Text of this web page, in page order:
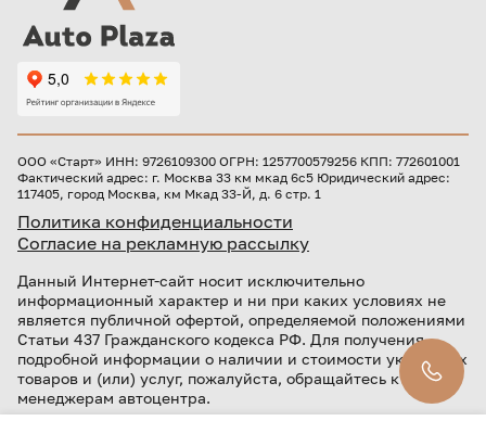
ООО «Старт» ИНН: 9726109300 ОГРН: 1257700579256 КПП: 772601001
Фактический адрес: г. Москва 33 км мкад 6с5 Юридический адрес:
117405, город Москва, км Мкад 33-Й, д. 6 стр. 1
Политика конфиденциальности
Согласие на рекламную рассылку
Данный Интернет-сайт носит исключительно
информационный характер и ни при каких условиях не
является публичной офертой, определяемой положениями
Статьи 437 Гражданского кодекса РФ. Для получения
подробной информации о наличии и стоимости указанных
товаров и (или) услуг, пожалуйста, обращайтесь к
менеджерам автоцентра.